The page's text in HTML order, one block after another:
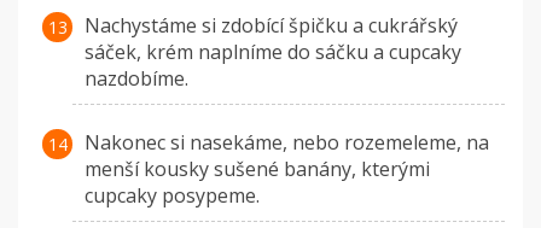
Nachystáme si zdobící špičku a cukrářský
sáček, krém naplníme do sáčku a cupcaky
nazdobíme.
Nakonec si nasekáme, nebo rozemeleme, na
menší kousky sušené banány, kterými
cupcaky posypeme.